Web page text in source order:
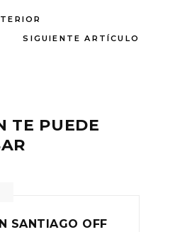
SIGUIENTE ARTÍCULO
TE PUEDE
SANTIAGO OFF